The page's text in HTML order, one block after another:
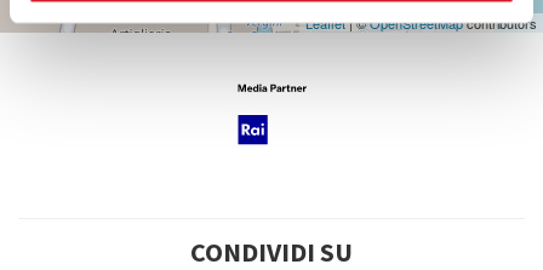
Leaflet| ©OpenStreetMapcontributors
CONDIVIDI SU